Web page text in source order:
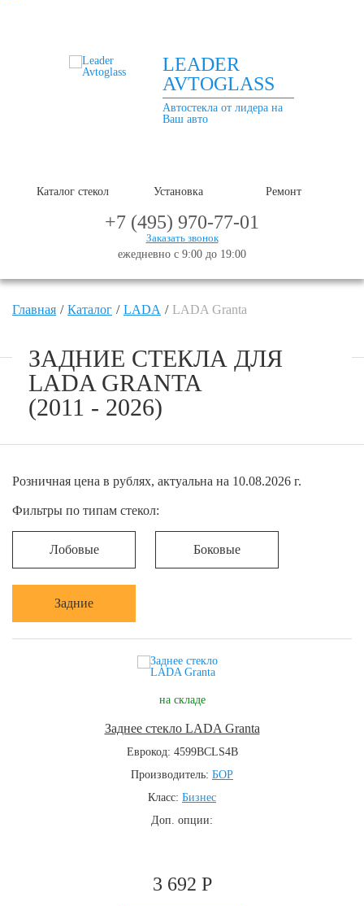
LEADER
AVTOGLASS
Автостекла от лидера на
Ваш авто
Каталог стекол Установка Ремонт
+7 (495) 970-77-01
Заказать звонок
ежедневно с 9:00 до 19:00
Главная Каталог LADA LADA Granta
ЗАДНИЕ СТЕКЛА ДЛЯ
LADA GRANTA
(2011 - 2026)
Розничная цена в рублях, актуальна на 10.08.2026 г.
Фильтры по типам стекол:
Лобовые Боковые
Задние
на складе
Заднее стекло LADA Granta
Еврокод: 4599BCLS4B
Производитель: БОР
Класс: Бизнес
Доп. опции:
3 692 Р